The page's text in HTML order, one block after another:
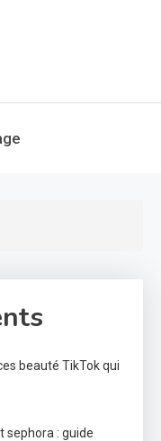
beauté TikTok qui
sephora : guide